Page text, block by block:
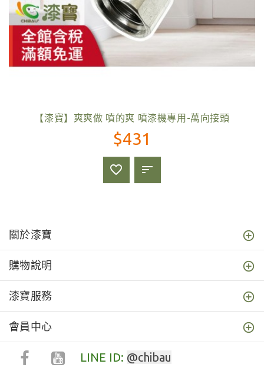
【漆寶】爽爽做 噴的爽 噴漆機專用-萬向接頭
$431
關於漆寶
購物說明
漆寶服務
會員中心
LINE ID: @chibau